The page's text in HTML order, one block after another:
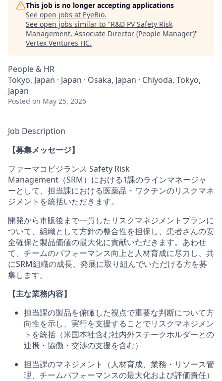
This job is no longer accepting applications
See open jobs at EyeBio.
See open jobs similar to "R&D PV Safety Risk
Management, Associate Director (People Manager)"
Vertex Ventures HC.
People & HR
Tokyo, Japan · Japan · Osaka, Japan · Chiyoda, Tokyo,
Japan
Posted on May 25, 2026
Job Description
【募集メッセージ】
ファーマコビジランス Safety Risk
Management（SRM）における1課のラインマネージャ
ーとして、担当課における医薬品・ワクチンのリスクマネ
ジメントを統括いただきます。
開発から市販後まで一貫したリスクマネジメントプランに
ついて、組織として方針の整合性を担保し、患者さんの安
全確保と製品価値の最大化に貢献いただきます。あわせ
て、チームのパフォーマンス向上と人材育成に尽力し、共
にSRM組織の成長、発展に取り組んでいただける方を募
集します。
【主な業務内容】
担当課の製品を俯瞰した視点で重要な判断について方
向性を示し、実行を支援することでリスクマネジメン
トを統括（米国本社含む社内外ステークホルダーとの
連携・協働・交渉の支援を含む）
担当課のマネジメント（人材育成、業務・リソース管
理、チームパフォーマンスの最大化および評価責任）